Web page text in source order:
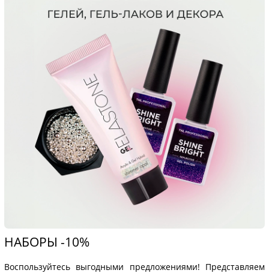
НАБОРЫ -10%
Воспользуйтесь выгодными предложениями! Представляем